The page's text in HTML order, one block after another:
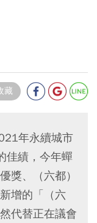
藏
年永續城市
佳績，今年蟬
獎、（六都）
增的「（六
代替正在議會